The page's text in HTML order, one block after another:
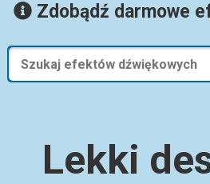
Zdobądź darmowe
Lekki